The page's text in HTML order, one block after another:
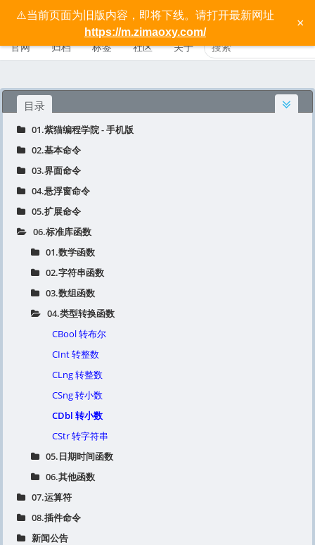
⚠️当前页面为旧版内容，即将下线。请打开最新网址
https://m.zimaoxy.com/
×
按键精灵手机版宝典 - 紫猫学院
官网 归档 标签 社区 关于
目录
01.紫猫编程学院 - 手机版
02.基本命令
03.界面命令
04.悬浮窗命令
05.扩展命令
06.标准库函数
01.数学函数
02.字符串函数
03.数组函数
04.类型转换函数
CBool 转布尔
CInt 转整数
CLng 转整数
CSng 转小数
CDbl 转小数
CStr 转字符串
05.日期时间函数
06.其他函数
07.运算符
08.插件命令
新闻公告